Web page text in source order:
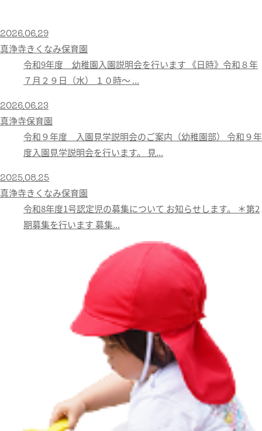
2026.06.29
真浄寺きくなみ保育園
令和9年度 幼稚園入園説明会を行います 《日時》令和８年
７月２９日（水） １０時〜 ...
2026.06.23
真浄寺保育園
令和９年度 入園見学説明会のご案内（幼稚園部） 令和９年
度入園見学説明会を行います。 見...
2025.08.25
真浄寺きくなみ保育園
令和8年度1号認定児の募集について お知らせします。 ＊第2
期募集を行います 募集...